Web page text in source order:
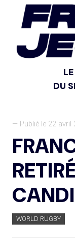
DU
— Publié le 22 avril
WORLD RUGBY